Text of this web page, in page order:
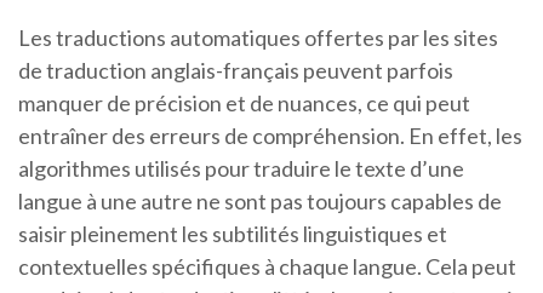
Les traductions automatiques offertes par les sites
de traduction anglais-français peuvent parfois
manquer de précision et de nuances, ce qui peut
entraîner des erreurs de compréhension. En effet, les
algorithmes utilisés pour traduire le texte d’une
langue à une autre ne sont pas toujours capables de
saisir pleinement les subtilités linguistiques et
contextuelles spécifiques à chaque langue. Cela peut